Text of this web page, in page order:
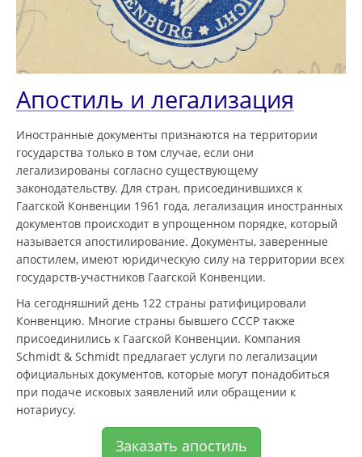
Апостиль и легализация
Иностранные документы признаются на территории
государства только в том случае, если они
легализированы согласно существующему
законодательству. Для стран, присоединившихся к
Гаагской Конвенции 1961 года, легализация иностранных
документов происходит в упрощенном порядке, который
называется апостилирование. Документы, заверенные
апостилем, имеют юридическую силу на территории всех
государств-участников Гаагской Конвенции.
На сегодняшний день 122 страны ратифицировали
Конвенцию. Многие страны бывшего СССР также
присоединились к Гаагской Конвенции. Компания
Schmidt & Schmidt предлагает услуги по легализации
официальных документов, которые могут понадобиться
при подаче исковых заявлений или обращении к
нотариусу.
Заказать апостиль